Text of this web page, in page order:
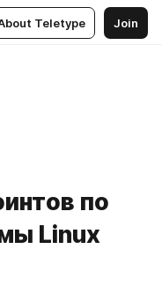
Teletype Join
по
Linux